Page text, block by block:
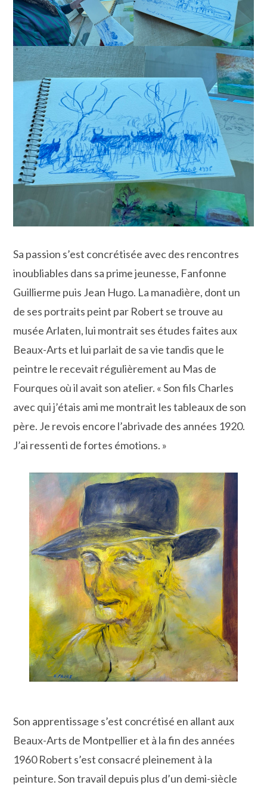
Sa passion s’est concrétisée avec des rencontres
inoubliables dans sa prime jeunesse, Fanfonne
Guillierme puis Jean Hugo. La manadière, dont un
de ses portraits peint par Robert se trouve au
musée Arlaten, lui montrait ses études faites aux
Beaux-Arts et lui parlait de sa vie tandis que le
peintre le recevait régulièrement au Mas de
Fourques où il avait son atelier. « Son fils Charles
avec qui j’étais ami me montrait les tableaux de son
père. Je revois encore l’abrivade des années 1920.
J’ai ressenti de fortes émotions. »
Son apprentissage s’est concrétisé en allant aux
Beaux-Arts de Montpellier et à la fin des années
1960 Robert s’est consacré pleinement à la
peinture. Son travail depuis plus d’un demi-siècle